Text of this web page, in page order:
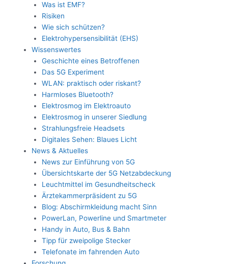
Was ist EMF?
Risiken
Wie sich schützen?
Elektrohypersensibilität (EHS)
Wissenswertes
Geschichte eines Betroffenen
Das 5G Experiment
WLAN: praktisch oder riskant?
Harmloses Bluetooth?
Elektrosmog im Elektroauto
Elektrosmog in unserer Siedlung
Strahlungsfreie Headsets
Digitales Sehen: Blaues Licht
News & Aktuelles
News zur Einführung von 5G
Übersichtskarte der 5G Netzabdeckung
Leuchtmittel im Gesundheitscheck
Ärztekammerpräsident zu 5G
Blog: Abschirmkleidung macht Sinn
PowerLan, Powerline und Smartmeter
Handy in Auto, Bus & Bahn
Tipp für zweipolige Stecker
Telefonate im fahrenden Auto